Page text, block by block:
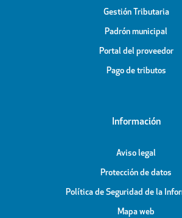
Gestión Tributaria
Padrón municipal
Portal del proveedor
Pago de tributos
Información
Aviso legal
Protección de datos
Política de Seguridad de la
Mapa web